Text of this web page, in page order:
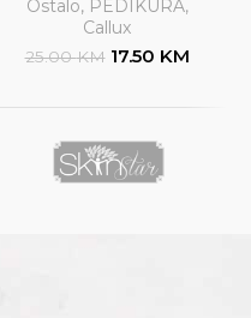
Ostalo, PEDIKURA,
Callux
25.00KM 17.50 KM